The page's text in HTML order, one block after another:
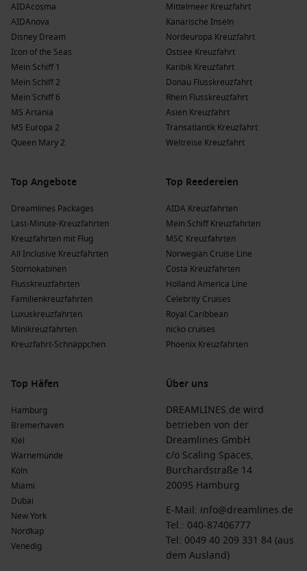
AIDAcosma
AIDAnova
Disney Dream
Icon of the Seas
Mein Schiff 1
Mein Schiff 2
Mein Schiff 6
MS Artania
MS Europa 2
Queen Mary 2
Mittelmeer Kreuzfahrt
Kanarische Inseln
Nordeuropa Kreuzfahrt
Ostsee Kreuzfahrt
Karibik Kreuzfahrt
Donau Flusskreuzfahrt
Rhein Flusskreuzfahrt
Asien Kreuzfahrt
Transatlantik Kreuzfahrt
Weltreise Kreuzfahrt
Top Angebote
Dreamlines Packages
Last-Minute-Kreuzfahrten
Kreuzfahrten mit Flug
All Inclusive Kreuzfahrten
Stornokabinen
Flusskreuzfahrten
Familienkreuzfahrten
Luxuskreuzfahrten
Minikreuzfahrten
Kreuzfahrt-Schnäppchen
Top Reedereien
AIDA Kreuzfahrten
Mein Schiff Kreuzfahrten
MSC Kreuzfahrten
Norwegian Cruise Line
Costa Kreuzfahrten
Holland America Line
Celebrity Cruises
Royal Caribbean
nicko cruises
Phoenix Kreuzfahrten
Top Häfen
Hamburg
Bremerhaven
Kiel
Warnemünde
Köln
Miami
Dubai
New York
Nordkap
Venedig
Über uns
DREAMLINES.de wird
betrieben von der
Dreamlines GmbH
c/o Scaling Spaces,
Burchardstraße 14
20095 Hamburg
E-Mail: info@dreamlines.de
Tel.: 040-87406777
Tel: 0049 40 209 331 84 (aus
dem Ausland)